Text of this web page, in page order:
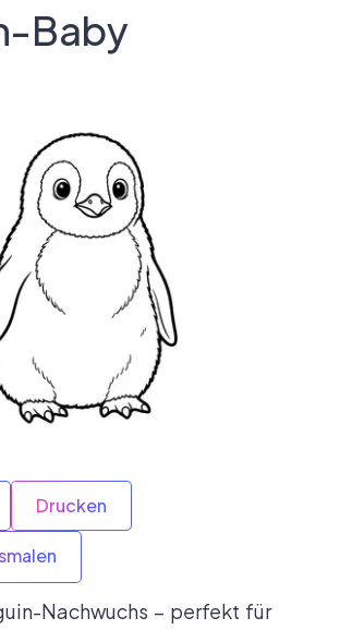
Baby
Drucken
Nachwuchs – perfekt für